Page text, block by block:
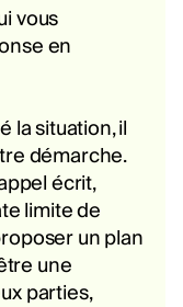
vous
en
la situation, il
démarche.
écrit,
limite de
un plan
une
parties,